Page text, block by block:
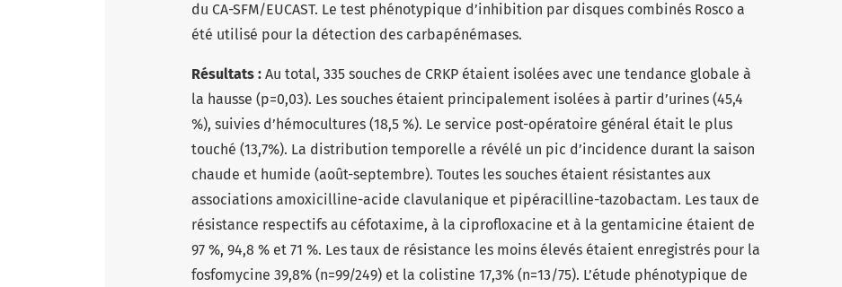
du CA-SFM/EUCAST. Le test phénotypique d’inhibition par disques combinés Rosco a
été utilisé pour la détection des carbapénémases.
Résultats : Au total, 335 souches de CRKP étaient isolées avec une tendance globale à
la hausse (p=0,03). Les souches étaient principalement isolées à partir d’urines (45,4
%), suivies d’hémocultures (18,5 %). Le service post-opératoire général était le plus
touché (13,7%). La distribution temporelle a révélé un pic d’incidence durant la saison
chaude et humide (août-septembre). Toutes les souches étaient résistantes aux
associations amoxicilline-acide clavulanique et pipéracilline-tazobactam. Les taux de
résistance respectifs au céfotaxime, à la ciprofloxacine et à la gentamicine étaient de
97 %, 94,8 % et 71 %. Les taux de résistance les moins élevés étaient enregistrés pour la
fosfomycine 39,8% (n=99/249) et la colistine 17,3% (n=13/75). L’étude phénotypique de